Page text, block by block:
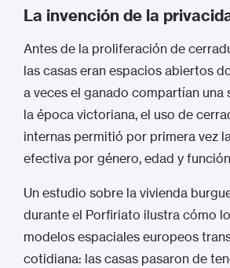
La invención de la
Antes de la proliferación de
las casas eran espacios abiertos
a veces el ganado compartían una
la época victoriana, el uso de
internas permitió por primera vez
efectiva por género, edad y
Un estudio sobre la vivienda
durante el Porfiriato ilustra cómo
modelos espaciales europeos
cotidiana: las casas pasaron de